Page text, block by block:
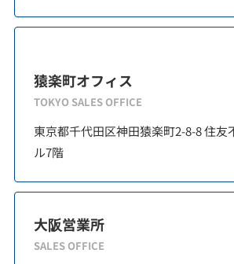
猿楽町オフィス
TOKYO SALES OFFICE
東京都千代田区神田猿楽町2-8-8 住友
ル7階
大阪営業所
SALES OFFICE